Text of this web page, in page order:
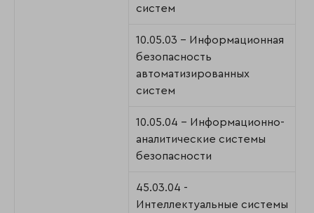
систем
10.05.03 - Информационная
безопасность
автоматизированных
систем
10.05.04 - Информационно-
аналитические системы
безопасности
45.03.04 -
Интеллектуальные системы